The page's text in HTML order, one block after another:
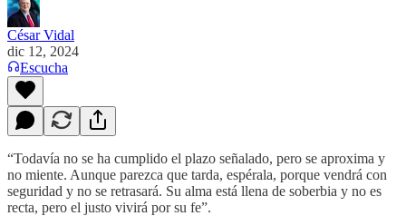
César Vidal
dic 12, 2024
Escucha
“Todavía no se ha cumplido el plazo señalado, pero se aproxima y
no miente. Aunque parezca que tarda, espérala, porque vendrá con
seguridad y no se retrasará. Su alma está llena de soberbia y no es
recta, pero el justo vivirá por su fe”.